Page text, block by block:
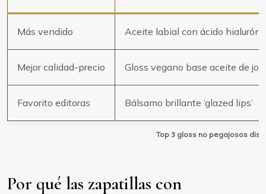
Top 3 gloss no pegajosos
Más vendido Aceite labial con ácido
Mejor calidad-precio Gloss vegano base aceite de
Favorito editoras Bálsamo brillante ‘glazed lips’
Por qué las zapatillas con